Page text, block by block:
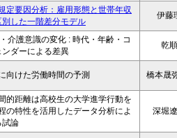
定要因分析：雇用形態と世帯年収
した一階差分モデル
伊藤
介護意識の変化 : 時代・年齢・コ
ダーによる差異
乾
向けた労働時間の予測 橋本晟
的距離は高校生の大学進学行動を
の特性を活用したデータ分析によ
試論
深堀